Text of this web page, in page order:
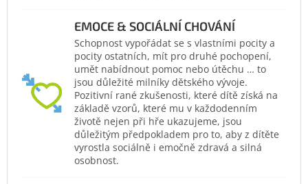
EMOCE & SOCIÁLNÍ CHOVÁNÍ
Schopnost vypořádat se s vlastními pocity a
pocity ostatních, mít pro druhé pochopení,
umět nabídnout pomoc nebo útěchu … to
jsou důležité milníky dětského vývoje.
Pozitivní rané zkušenosti, které dítě získá na
základě vzorů, které mu v každodenním
životě nejen při hře ukazujeme, jsou
důležitým předpokladem pro to, aby z dítěte
vyrostla sociálně i emočně zdravá a silná
osobnost.